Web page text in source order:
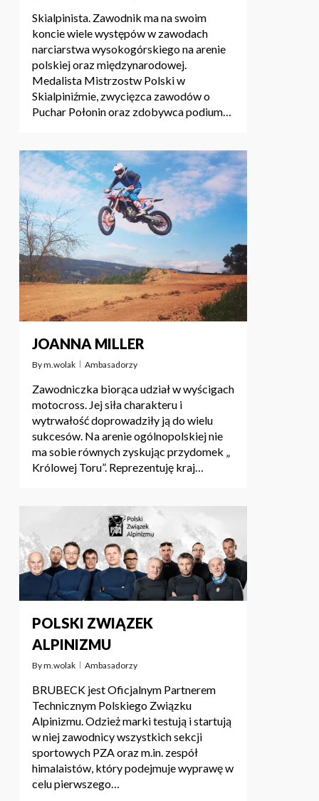
Skialpinista. Zawodnik ma na swoim
koncie wiele występów w zawodach
narciarstwa wysokogórskiego na arenie
polskiej oraz międzynarodowej.
Medalista Mistrzostw Polski w
Skialpiniźmie, zwycięzca zawodów o
Puchar Połonin oraz zdobywca podium…
JOANNA MILLER
Bym.wolak Ambasadorzy
Zawodniczka biorąca udział w wyścigach
motocross. Jej siła charakteru i
wytrwałość doprowadziły ją do wielu
sukcesów. Na arenie ogólnopolskiej nie
ma sobie równych zyskując przydomek „
Królowej Toru”. Reprezentuję kraj…
POLSKI ZWIĄZEK
ALPINIZMU
Bym.wolak Ambasadorzy
BRUBECK jest Oficjalnym Partnerem
Technicznym Polskiego Związku
Alpinizmu. Odzież marki testują i startują
w niej zawodnicy wszystkich sekcji
sportowych PZA oraz m.in. zespół
himalaistów, który podejmuje wyprawę w
celu pierwszego…